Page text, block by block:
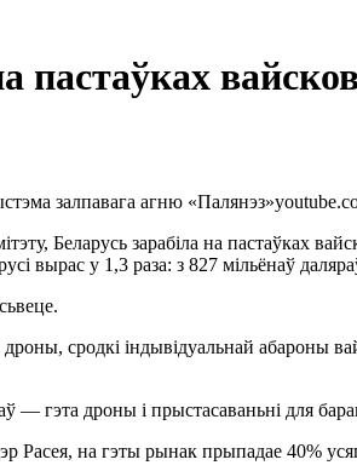
пастаўках
залпавага агню «Палянэз»
Беларусь зарабіла на пастаўках
вырас у 1,3 раза: з 827 мільёнаў
сродкі індывідуальнай абароны
— гэта дроны і прыстасаваньні для
Расея, на гэты рынак прыпадае 40%